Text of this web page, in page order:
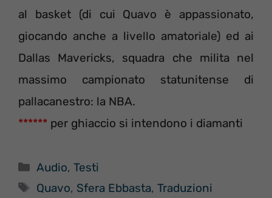
al basket (di cui Quavo è appassionato,
giocando anche a livello amatoriale) ed ai
Dallas Mavericks, squadra che milita nel
massimo campionato statunitense di
pallacanestro: la NBA.
****** per ghiaccio si intendono i diamanti
Categorie
Audio,Testi
Tag
Quavo, Sfera Ebbasta,Traduzioni